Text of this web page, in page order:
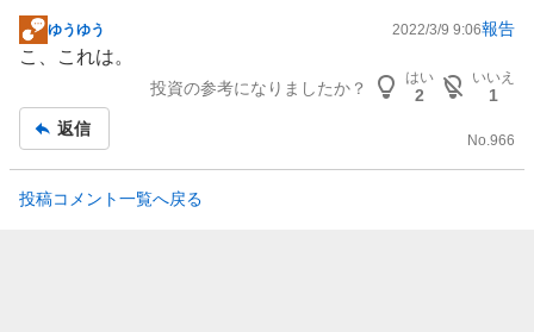
掲
示
事
ゆうゆう 2022/3/9 9:06報告
こ、これは。
投資の参考になりましたか？
はい
2
いいえ
1
返信
No.966
投稿コメント一覧へ戻る